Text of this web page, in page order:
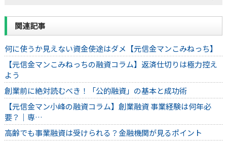
関連記事
何に使うか見えない資金使途はダメ【元信金マンこみねっち】
【元信金マンこみねっちの融資コラム】返済仕切りは極力控え
よう
創業前に絶対読むべき！「公的融資」の基本と成功術
【元信金マン小峰の融資コラム】創業融資 事業経験は何年必
要？｜専…
高齢でも事業融資は受けられる？金融機関が見るポイント